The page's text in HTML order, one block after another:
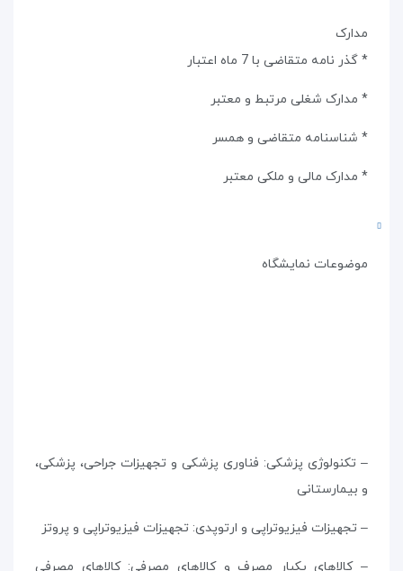
مدارک
* گذر نامه متقاضی با 7 ماه اعتبار
* مدارک شغلی مرتبط و معتبر
* شناسنامه متقاضی و همسر
* مدارک مالی و ملکی معتبر
موضوعات نمایشگاه
– تکنولوژی پزشکی: فناوری پزشکی و تجهیزات جراحی، پزشکی،
و بیمارستانی
– تجهیزات فیزیوتراپی و ارتوپدی: تجهیزات فیزیوتراپی و پروتز
– کالاهای یکبار مصرف و کالاهای مصرفی: کالاهای مصرفی